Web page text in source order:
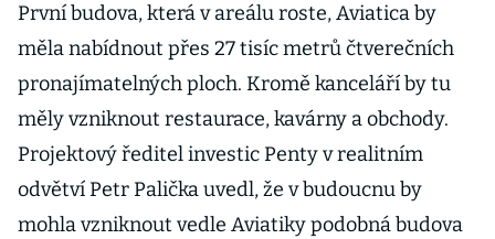
První budova, která v areálu roste, Aviatica by
měla nabídnout přes 27 tisíc metrů čtverečních
pronajímatelných ploch. Kromě kanceláří by tu
měly vzniknout restaurace, kavárny a obchody.
Projektový ředitel investic Penty v realitním
odvětví Petr Palička uvedl, že v budoucnu by
mohla vzniknout vedle Aviatiky podobná budova